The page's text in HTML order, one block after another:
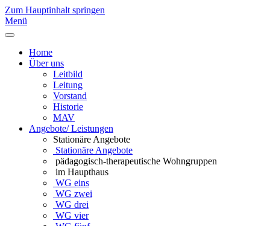
Zum Hauptinhalt springen
Menü
Home
Über uns
Leitbild
Leitung
Vorstand
Historie
MAV
Angebote/ Leistungen
Stationäre Angebote
Stationäre Angebote
pädagogisch-therapeutische Wohngruppen
im Haupthaus
WG eins
WG zwei
WG drei
WG vier